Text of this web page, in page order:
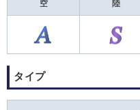
空 陸
タイプ